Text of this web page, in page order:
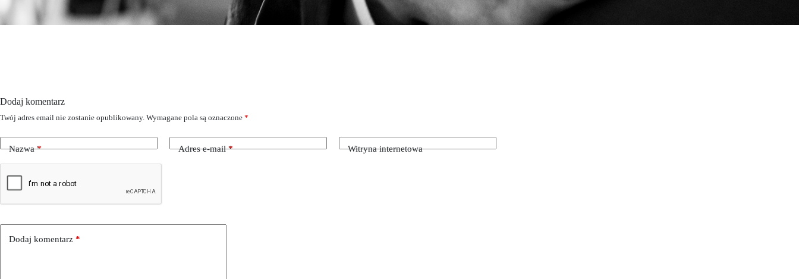
Dodaj komentarz
Twój adres email nie zostanie opublikowany. Wymagane pola są oznaczone *
Nazwa* Adres e-mail* Witryna internetowa
Dodaj komentarz *